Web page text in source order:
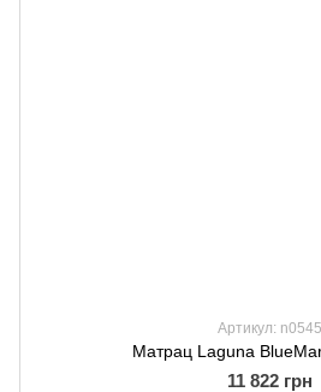
Артикул: n0545
Матрац Laguna
11 822 грн